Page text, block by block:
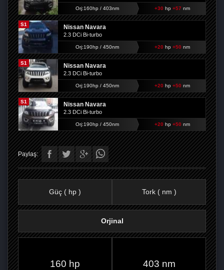
Orj:160hp / 403nm +30 hp +57 nm
S1 Nissan Navara
2.3 DCi Bi-turbo
Orj:190hp / 450nm +20 hp +50 nm
S1 Nissan Navara
2.3 DCi Bi-turbo
Orj:190hp / 450nm +20 hp +50 nm
S1 Nissan Navara
2.3 DCi Bi-turbo
Orj:190hp / 450nm +20 hp +50 nm
Paylaş:
Güç ( hp ) Tork ( nm )
Orjinal
160 hp 403 nm